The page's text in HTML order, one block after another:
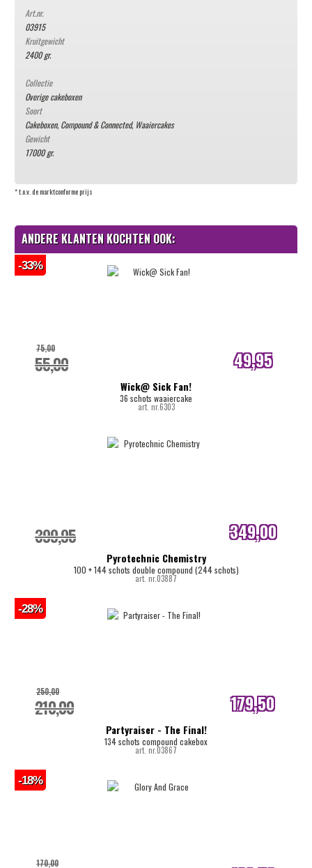
Art.nr.
03915
Kruitgewicht
2400 gr.
Collectie
Overige cakeboxen
Soort
Cakeboxen, Compound & Connected, Waaiercakes
Gewicht
17000 gr.
* t.o.v. de marktconforme prijs
ANDERE KLANTEN KOCHTEN OOK:
Wick@ Sick Fan!
36 schots waaiercake
art. nr.6303
55,00
75,00 49,95
internetprijs
-33%
Pyrotechnic Chemistry
100 + 144 schots double compound (244 schots)
art. nr.03887
399,95 349,00
internetprijs
Partyraiser - The Final!
134 schots compound cakebox
art. nr.03867
210,00
250,00 179,50
internetprijs
-28%
170,00
-18%